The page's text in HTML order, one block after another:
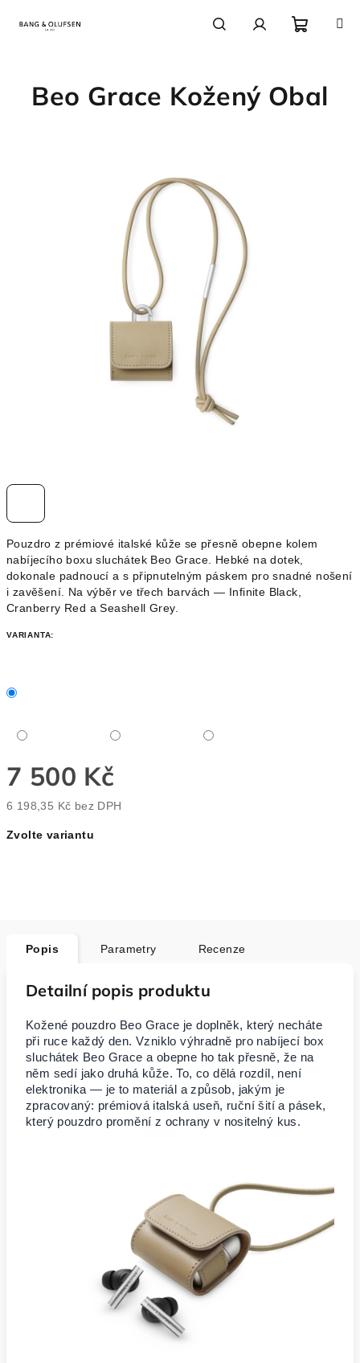
košík
Pouzdro z prémiové italské kůže se přesně obepne kolem
nabíjecího boxu sluchátek Beo Grace. Hebké na dotek,
dokonale padnoucí a s připnutelným páskem pro snadné nošení
i zavěšení. Na výběr ve třech barvách — Infinite Black,
Cranberry Red a Seashell Grey.
VARIANTA:
7 500 Kč
6 198,35 Kč bez DPH
cena:
Zvolte variantu
Beo Grace Kožený Obal
Popis Parametry Recenze
Detailní popis produktu
Kožené pouzdro Beo Grace je doplněk, který necháte
při ruce každý den. Vzniklo výhradně pro nabíjecí box
sluchátek Beo Grace a obepne ho tak přesně, že na
něm sedí jako druhá kůže. To, co dělá rozdíl, není
elektronika — je to materiál a způsob, jakým je
zpracovaný: prémiová italská useň, ruční šití a pásek,
který pouzdro promění z ochrany v nositelný kus.